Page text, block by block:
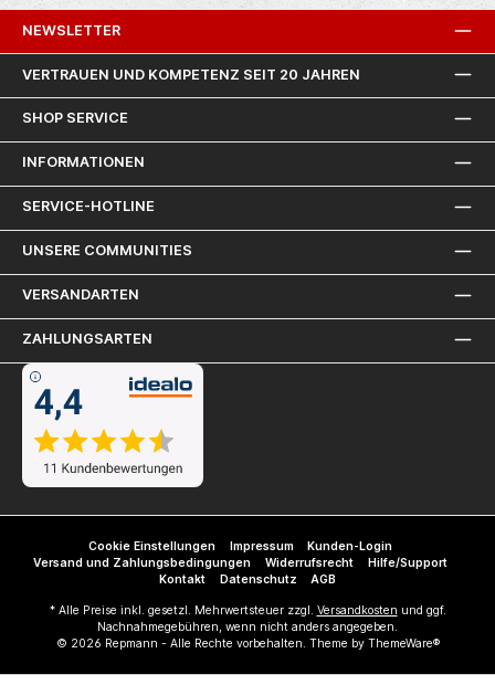
NEWSLETTER
VERTRAUEN UND KOMPETENZ SEIT 20 JAHREN
SHOP SERVICE
INFORMATIONEN
SERVICE-HOTLINE
UNSERE COMMUNITIES
VERSANDARTEN
ZAHLUNGSARTEN
Cookie Einstellungen Impressum
Kunden-Login
Versand und Zahlungsbedingungen
Widerrufsrecht
Hilfe/Support
Kontakt
Datenschutz AGB
* Alle Preise inkl. gesetzl. Mehrwertsteuer zzgl. Versandkosten und ggf.
Nachnahmegebühren, wenn nicht anders angegeben.
© 2026 Repmann - Alle Rechte vorbehalten. Theme by ThemeWare®